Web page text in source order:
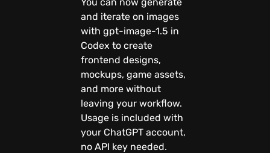
and iterate on images
with gpt-image-1.5 in
Codex to create
frontend designs,
mockups, game assets,
and more without
leaving your workflow.
Usage is included with
your ChatGPT account,
no API key needed.